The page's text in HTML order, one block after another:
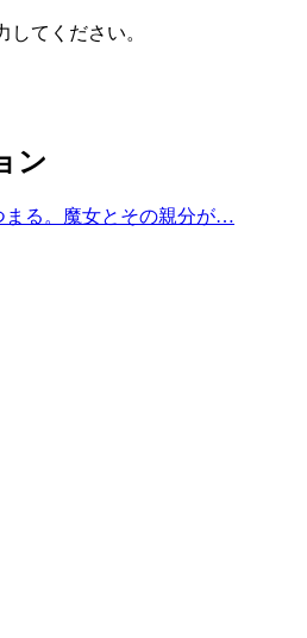
してください。
ン
まる。魔女とその親分が…